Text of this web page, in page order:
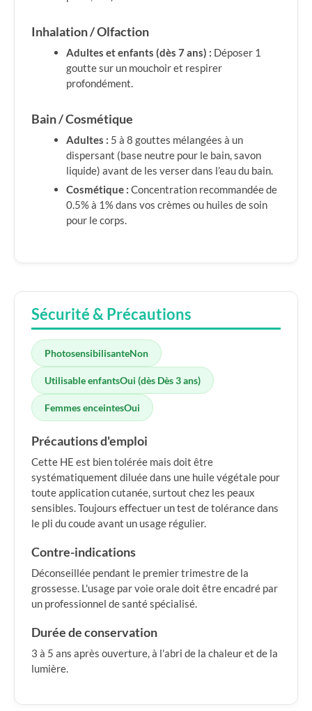
Inhalation / Olfaction
Adultes et enfants (dès 7 ans) : Déposer 1
goutte sur un mouchoir et respirer
profondément.
Bain / Cosmétique
Adultes : 5 à 8 gouttes mélangées à un
dispersant (base neutre pour le bain, savon
liquide) avant de les verser dans l’eau du bain.
Cosmétique : Concentration recommandée de
0.5% à 1% dans vos crèmes ou huiles de soin
pour le corps.
Sécurité & Précautions
PhotosensibilisanteNon
Utilisable enfantsOui (dès Dès 3 ans)
Femmes enceintesOui
Précautions d'emploi
Cette HE est bien tolérée mais doit être
systématiquement diluée dans une huile végétale pour
toute application cutanée, surtout chez les peaux
sensibles. Toujours effectuer un test de tolérance dans
le pli du coude avant un usage régulier.
Contre-indications
Déconseillée pendant le premier trimestre de la
grossesse. L'usage par voie orale doit être encadré par
un professionnel de santé spécialisé.
Durée de conservation
3 à 5 ans après ouverture, à l'abri de la chaleur et de la
lumière.